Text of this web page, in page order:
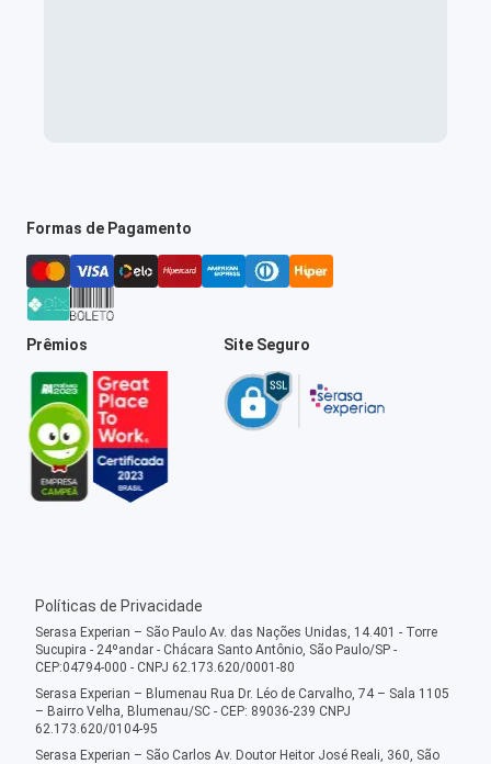
Formas de Pagamento
Prêmios Site Seguro
Políticas de Privacidade
Serasa Experian – São Paulo Av. das Nações Unidas, 14.401 - Torre
Sucupira - 24ºandar - Chácara Santo Antônio, São Paulo/SP -
CEP:04794-000 - CNPJ 62.173.620/0001-80
Serasa Experian – Blumenau Rua Dr. Léo de Carvalho, 74 – Sala 1105
– Bairro Velha, Blumenau/SC - CEP: 89036-239 CNPJ
62.173.620/0104-95
Serasa Experian – São Carlos Av. Doutor Heitor José Reali, 360, São